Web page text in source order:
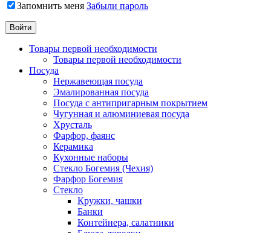
Запомнить меня Забыли пароль
Товары первой необходимости
Товары первой необходимости
Посуда
Нержавеющая посуда
Эмалированная посуда
Посуда с антипригарным покрытием
Чугунная и алюминиевая посуда
Хрусталь
Фарфор, фаянс
Керамика
Кухонные наборы
Стекло Богемия (Чехия)
Фарфор Богемия
Стекло
Кружки, чашки
Банки
Контейнера, салатники